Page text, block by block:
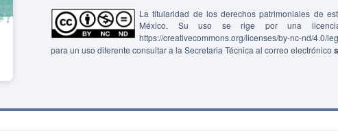
La titularidad de los derechos patrimoniales de
México. Su uso se rige por una
https://creativecommons.org/licenses/by-nc-nd/
para un uso diferente consultar a la Secretaria Técnica al correo electrónico